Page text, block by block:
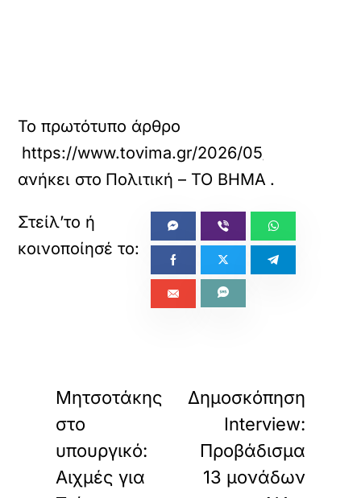
Το πρωτότυπο άρθρο
https://www.tovima.gr/2026/05/26/
ανήκει στο Πολιτική – ΤΟ ΒΗΜΑ .
Μητσοτάκης
στο
υπουργικό:
Αιχμές για
Δημοσκόπηση
Interview:
Προβάδισμα
13 μονάδων